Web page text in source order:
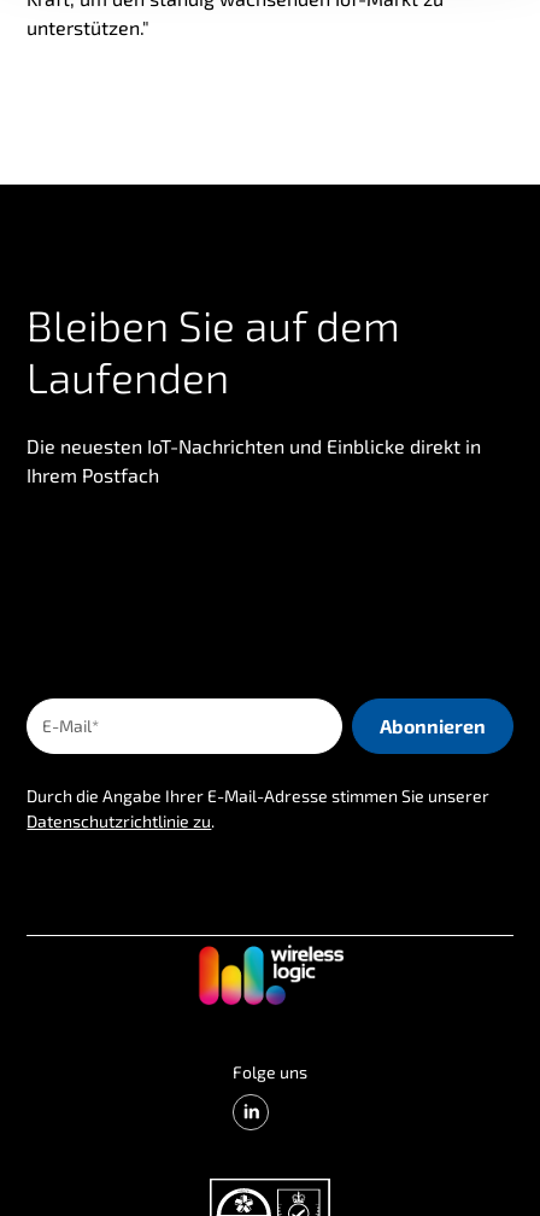
unterstützen."
Bleiben Sie auf dem
Laufenden
Die neuesten IoT-Nachrichten und Einblicke direkt in
Ihrem Postfach
Durch die Angabe Ihrer E-Mail-Adresse stimmen Sie unserer
Datenschutzrichtlinie zu.
Folge uns